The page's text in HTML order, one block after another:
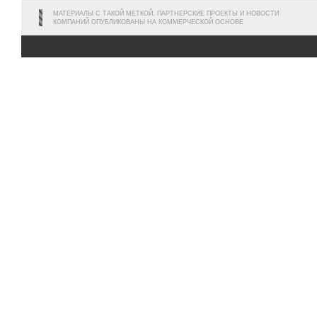
МАТЕРИАЛЫ С ТАКОЙ МЕТКОЙ, ПАРТНЕРСКИЕ ПРОЕКТЫ И НОВОСТИ
КОМПАНИЙ ОПУБЛИКОВАНЫ НА КОММЕРЧЕСКОЙ ОСНОВЕ